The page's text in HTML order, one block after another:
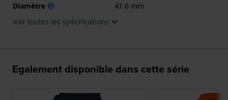
Diamètre
47.6 mm
Voir toutes les spécifications
Egalement disponible dans cette série